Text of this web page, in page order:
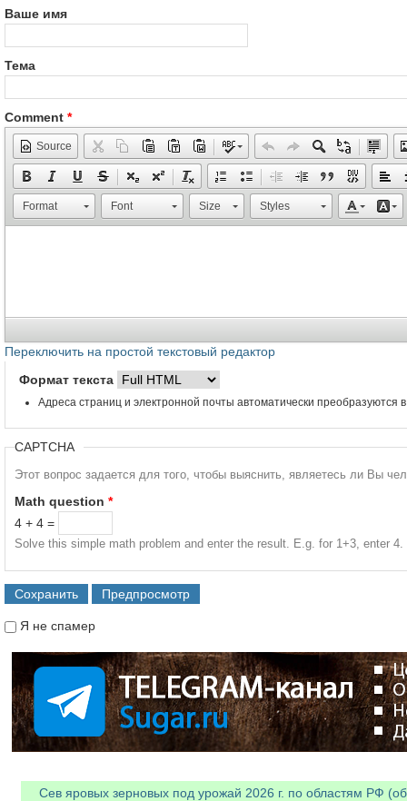
Ваше имя
Тема
Comment *
Source
Format Font Size Styles
Переключить на простой текстовый редактор
Формат текста
Адреса страниц и электронной почты автоматически преобразуются
CAPTCHA
Этот вопрос задается для того, чтобы выяснить, являетесь ли Вы
Math question *
4 + 4 =
Solve this simple math problem and enter the result. E.g. for 1+3, enter 4.
Я не спамер
Сев яровых зерновых под урожай 2026 г. по областям РФ